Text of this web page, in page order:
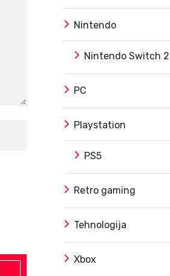
Nintendo
Nintendo Switch 2
PC
Playstation
PS5
Retro gaming
Tehnologija
Xbox